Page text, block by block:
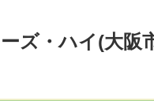
ズ・ハイ(大阪